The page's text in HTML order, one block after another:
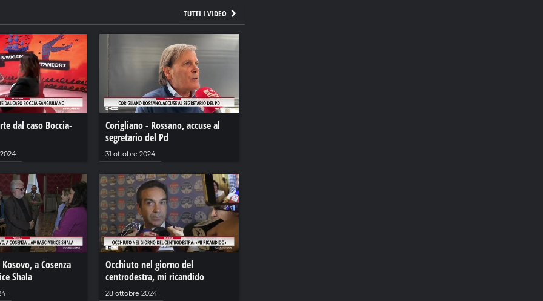
TUTTI I VIDEO
dal caso Boccia-
Corigliano - Rossano, accuse al
segretario del Pd
31 ottobre 2024
a Cosenza
Shala
Occhiuto nel giorno del
centrodestra, mi ricandido
28 ottobre 2024